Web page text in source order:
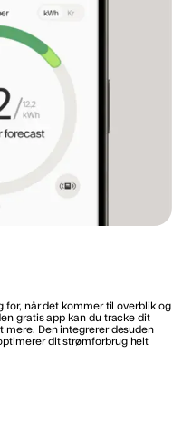
når det kommer til overblik og
gratis app kan du tracke dit
mere. Den integrerer desuden
dit strømforbrug helt